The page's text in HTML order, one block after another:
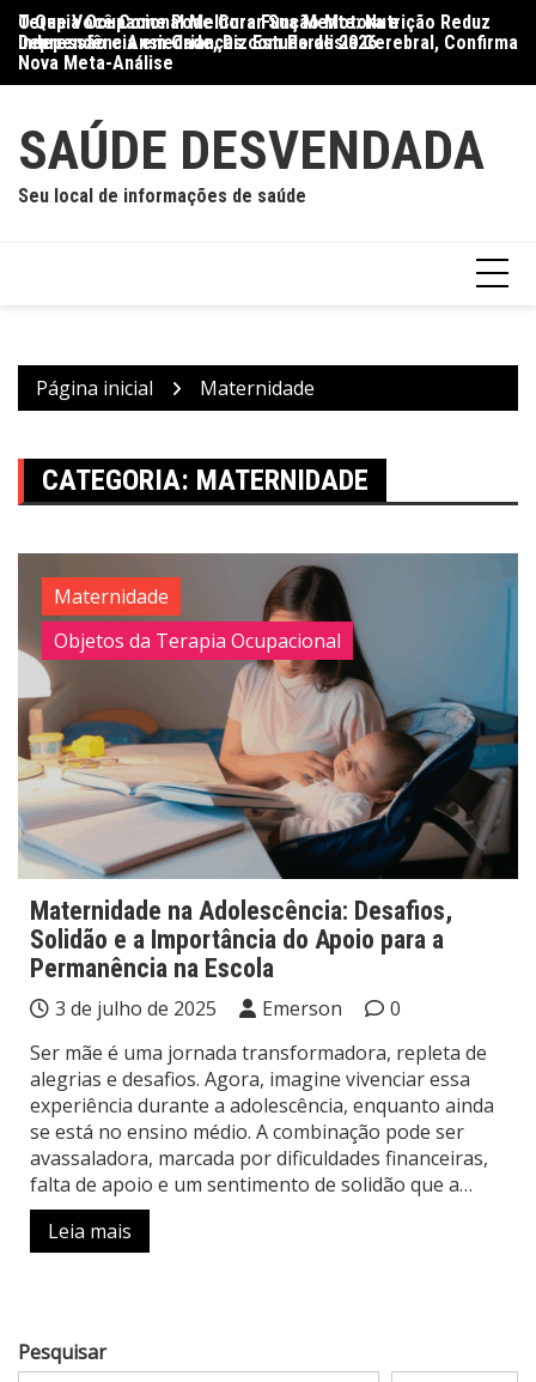
para
conteúdo
O Que Você Come Pode Curar Sua Mente: Nutrição Reduz
Depressão e Ansiedade, Diz Estudo de 2026
Terapia Ocupacional Melhora Função Motora e
Independência em Crianças com Paralisia Cerebral, Confirma
Nova Meta-Análise
SAÚDE DESVENDADA
Seu local de informações de saúde
Página inicial Maternidade
CATEGORIA: MATERNIDADE
Maternidade
Objetos da Terapia Ocupacional
Maternidade na Adolescência: Desafios,
Solidão e a Importância do Apoio para a
Permanência na Escola
3 de julho de 2025 Emerson
0
Ser mãe é uma jornada transformadora, repleta de
alegrias e desafios. Agora, imagine vivenciar essa
experiência durante a adolescência, enquanto ainda
se está no ensino médio. A combinação pode ser
avassaladora, marcada por dificuldades financeiras,
falta de apoio e um sentimento de solidão que a…
Leia mais
Pesquisar